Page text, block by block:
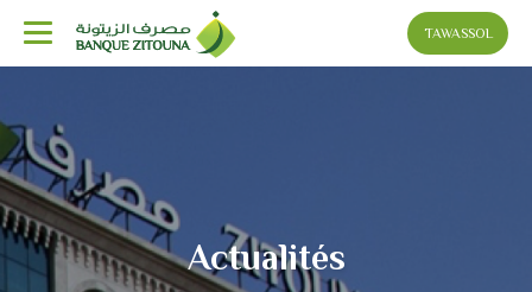
contenu
principal
TAWASSOL
Actualités